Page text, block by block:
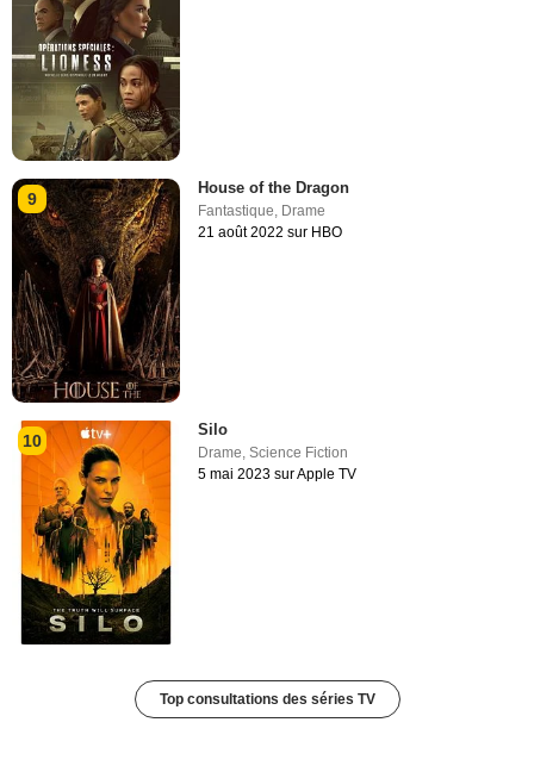
9
House of the Dragon
Fantastique Drame
21 août 2022 sur HBO
10
Silo
Drame,Science Fiction
5 mai 2023 sur Apple TV
Top consultations des séries TV